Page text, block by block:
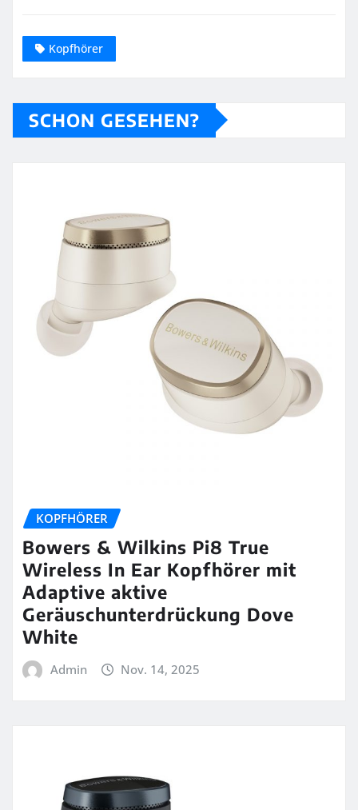
Kopfhörer
SCHON GESEHEN?
KOPFHÖRER
Bowers & Wilkins Pi8 True
Wireless In Ear Kopfhörer mit
Adaptive aktive
Geräuschunterdrückung Dove
White
Admin Nov. 14, 2025